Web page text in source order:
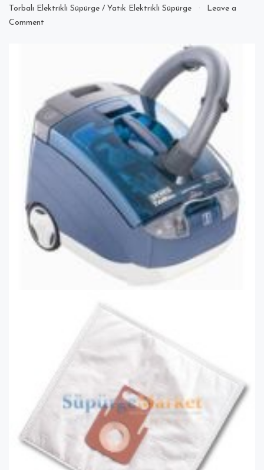
Torbalı Elektrikli Süpürge / Yatık Elektrikli Süpürge
Leave a
Comment
Süpürgesi
Toz
Torbası
Nereden
Sipariş
Edilebilir